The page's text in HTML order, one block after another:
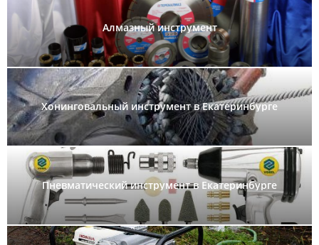
Алмазный инструмент
Хонинговальный инструмент в Екатеринбурге
Пневматический инструмент в Екатеринбурге